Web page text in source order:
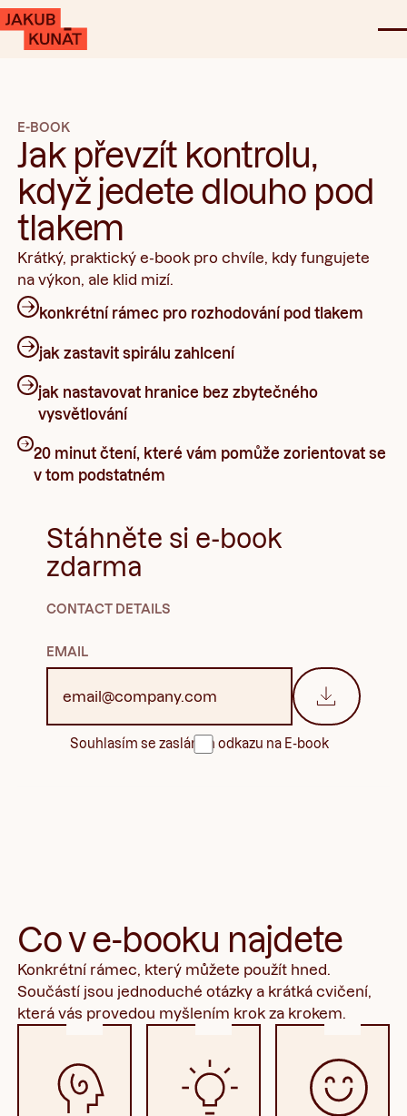
E-BOOK
Jak převzít kontrolu,
když jedete dlouho pod
tlakem
Krátký, praktický e-book pro chvíle, kdy fungujete
na výkon, ale klid mizí.
konkrétní rámec pro rozhodování pod tlakem
jak zastavit spirálu zahlcení
jak nastavovat hranice bez zbytečného
vysvětlování
20 minut čtení, které vám pomůže zorientovat se
v tom podstatném
Stáhněte si e-book
zdarma
CONTACT DETAILS
EMAIL
Souhlasím se zasláním odkazu na E-book
Co v e-booku najdete
Konkrétní rámec, který můžete použít hned.
Součástí jsou jednoduché otázky a krátká cvičení,
která vás provedou myšlením krok za krokem.